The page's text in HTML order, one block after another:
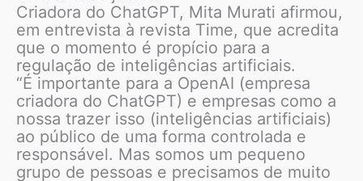
Criadora do ChatGPT, Mita Murati afirmou,
em entrevista à revista Time, que acredita
que o momento é propício para a
regulação de inteligências artificiais.
“É importante para a OpenAI (empresa
criadora do ChatGPT) e empresas como a
nossa trazer isso (inteligências artificiais)
ao público de uma forma controlada e
responsável. Mas somos um pequeno
grupo de pessoas e precisamos de muito